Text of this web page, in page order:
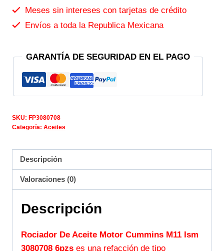
Meses sin intereses con tarjetas de crédito
Envíos a toda la Republica Mexicana
GARANTÍA DE SEGURIDAD EN EL PAGO
SKU: FP3080708
Categoría: Aceites
Descripción
Valoraciones (0)
Descripción
Rociador De Aceite Motor Cummins M11 Ism
3080708 6pzs es una refacción de tipo